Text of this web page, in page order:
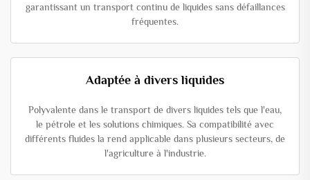
garantissant un transport continu de liquides sans défaillances
fréquentes.
Adaptée à divers liquides
Polyvalente dans le transport de divers liquides tels que l'eau,
le pétrole et les solutions chimiques. Sa compatibilité avec
différents fluides la rend applicable dans plusieurs secteurs, de
l'agriculture à l'industrie.